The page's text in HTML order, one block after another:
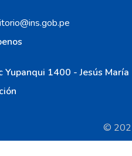
Yupanqui 1400 - Jesús María
©